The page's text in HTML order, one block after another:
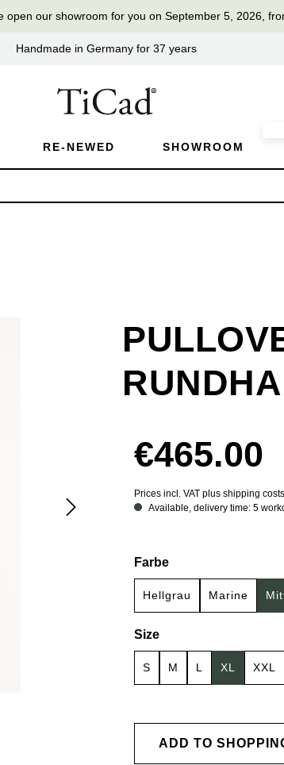
open our showroom for you on September 5, 2026,
Handmade in Germany for 37 years
RE-NEWED SHOWROOM
€465.00
Prices incl. VAT plus shipping costs
Available, delivery time: 5
Select
Farbe
Hellgrau Marine
Select
Size
S M L XL XXL
ADD TO